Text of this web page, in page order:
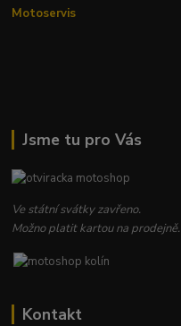
Motoservis
Jsme tu pro Vás
Ve státní svátky zavřeno.
Možno platit kartou na prodejně.
Kontakt